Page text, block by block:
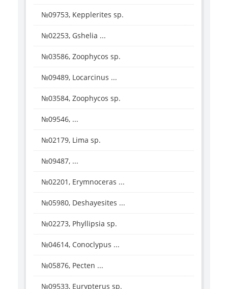
№09753, Kepplerites sp.
№02253, Gshelia ...
№03586, Zoophycos sp.
№09489, Locarcinus ...
№03584, Zoophycos sp.
№09546, ...
№02179, Lima sp.
№09487, ...
№02201, Erymnoceras ...
№05980, Deshayesites ...
№02273, Phyllipsia sp.
№04614, Conoclypus ...
№05876, Pecten ...
№09533, Eurypterus sp.